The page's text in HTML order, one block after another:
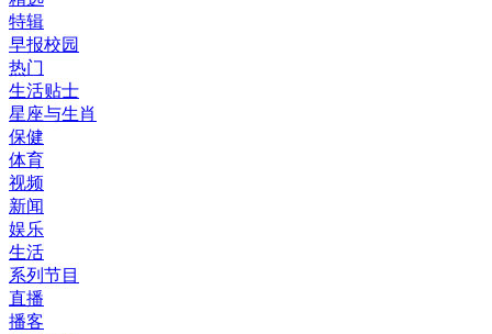
特辑
早报校园
热门
生活贴士
星座与生肖
保健
体育
视频
新闻
娱乐
生活
系列节目
直播
播客